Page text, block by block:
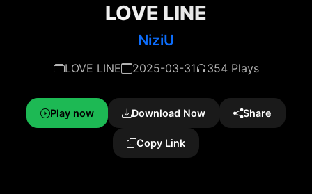
LOVE LINE
NiziU
LOVE LINE 2025-03-31 354 Plays
Play now Download Now Share
Copy Link